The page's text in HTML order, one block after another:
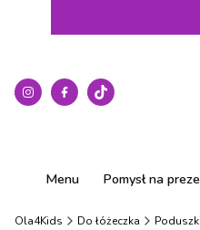
Menu Pomysł na
Ola4Kids Do łóżeczka